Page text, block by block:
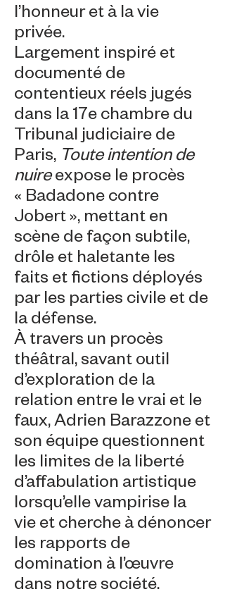
l’honneur et à la vie
privée.
Largement inspiré et
documenté de
contentieux réels jugés
dans la 17e chambre du
Tribunal judiciaire de
Paris, Toute intention de
nuireexpose le procès
« Badadone contre
Jobert », mettant en
scène de façon subtile,
drôle et haletante les
faits et fictions déployés
par les parties civile et de
la défense.
À travers un procès
théâtral, savant outil
d’exploration de la
relation entre le vrai et le
faux, Adrien Barazzone et
son équipe questionnent
les limites de la liberté
d’affabulation artistique
lorsqu’elle vampirise la
vie et cherche à dénoncer
les rapports de
domination à l’œuvre
dans notre société.